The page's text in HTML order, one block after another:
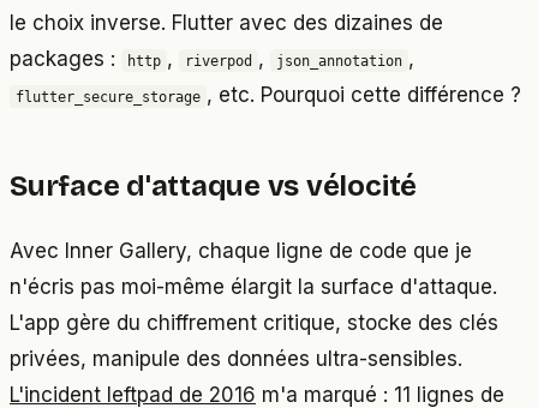
le choix inverse. Flutter avec des dizaines de
packages :
http , riverpod , json_annotation ,
flutter_secure_storage , etc. Pourquoi cette différence ?
Surface d'attaque vs vélocité
Avec Inner Gallery, chaque ligne de code que je
n'écris pas moi-même élargit la surface d'attaque.
L'app gère du chiffrement critique, stocke des clés
privées, manipule des données ultra-sensibles.
L'incident leftpad de 2016 m'a marqué : 11 lignes de